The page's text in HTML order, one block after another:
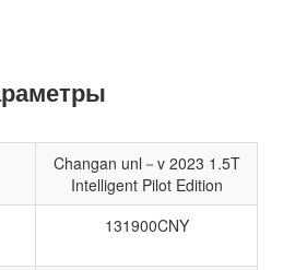
Changan unl－v 2023 1.5T
Intelligent Pilot Edition
131900CNY